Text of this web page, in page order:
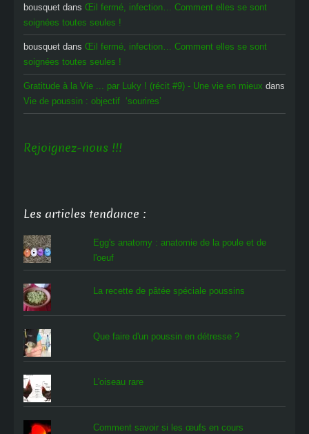
bousquet dans Œil fermé, infection… Comment elles se sont
soignées toutes seules !
bousquet dans Œil fermé, infection… Comment elles se sont
soignées toutes seules !
Gratitude à la Vie ... par Luky ! (récit #9) - Une vie en mieux dans
Vie de poussin : objectif ‘sourires’
Rejoignez-nous !!!
Les articles tendance :
Egg's anatomy : anatomie de la poule et de
l'oeuf
La recette de pâtée spéciale poussins
Que faire d'un poussin en détresse ?
L'oiseau rare
Comment savoir si les œufs en cours